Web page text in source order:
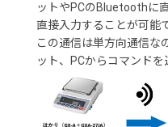
ットやPCのBluetoothに
直接入力することが可能
この通信は単方向通信な
ット、PCからコマンドを